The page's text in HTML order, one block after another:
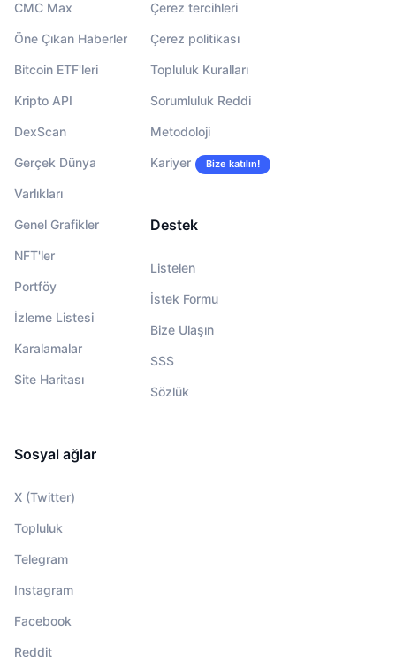
CMC Max
Öne Çıkan Haberler
Bitcoin ETF'leri
Kripto API
DexScan
Gerçek Dünya
Varlıkları
Genel Grafikler
NFT'ler
Portföy
İzleme Listesi
Karalamalar
Site Haritası
Çerez tercihleri
Çerez politikası
Topluluk Kuralları
Sorumluluk Reddi
Metodoloji
Kariyer Bize katılın!
Destek
Listelen
İstek Formu
Bize Ulaşın
SSS
Sözlük
Sosyal ağlar
X (Twitter)
Topluluk
Telegram
Instagram
Facebook
Reddit